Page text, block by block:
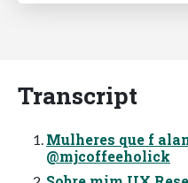
Transcript
Mulheres que f
@mjcoffeeholick